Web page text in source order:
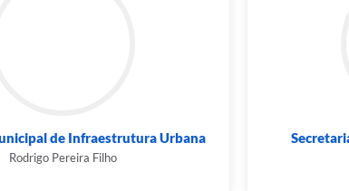
de Infraestrutura Urbana
Rodrigo Pereira Filho